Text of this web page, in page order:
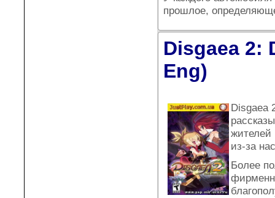
прошлое,
Disgaea 2:
Eng)
Disgaea
жителей
из-за
Более